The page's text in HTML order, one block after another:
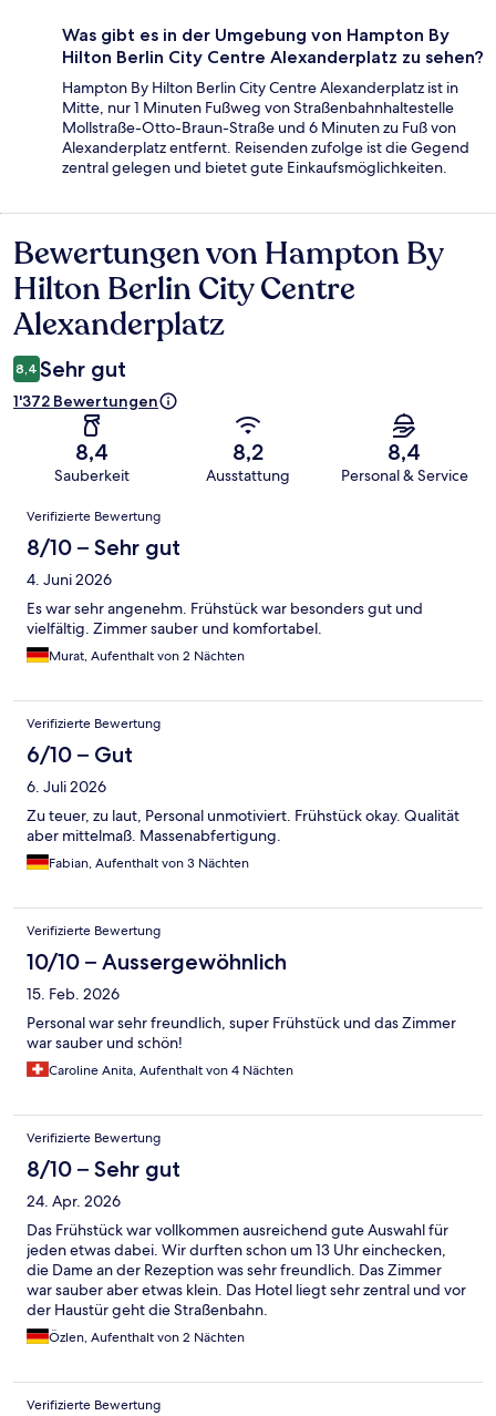
Was gibt es in der Umgebung von Hampton By
Hilton Berlin City Centre Alexanderplatz zu sehen?
Hampton By Hilton Berlin City Centre Alexanderplatz ist in
Mitte, nur 1 Minuten Fußweg von Straßenbahnhaltestelle
Mollstraße-Otto-Braun-Straße und 6 Minuten zu Fuß von
Alexanderplatz entfernt. Reisenden zufolge ist die Gegend
zentral gelegen und bietet gute Einkaufsmöglichkeiten.
Bewertungen
Bewertungen von Hampton By
Hilton Berlin City Centre
Alexanderplatz
8,4 Sehr gut
1'372 Bewertungen
8,4
Sauberkeit
8,2
Ausstattung
8,4
Personal & Service
Bewertungen
Verifizierte Bewertung
8/10 – Sehr gut
4. Juni 2026
Es war sehr angenehm. Frühstück war besonders gut und
vielfältig. Zimmer sauber und komfortabel.
Murat, Aufenthalt von 2 Nächten
Verifizierte Bewertung
6/10 – Gut
6. Juli 2026
Zu teuer, zu laut, Personal unmotiviert. Frühstück okay. Qualität
aber mittelmaß. Massenabfertigung.
Fabian, Aufenthalt von 3 Nächten
Verifizierte Bewertung
10/10 – Aussergewöhnlich
15. Feb. 2026
Personal war sehr freundlich, super Frühstück und das Zimmer
war sauber und schön!
Caroline Anita, Aufenthalt von 4 Nächten
Verifizierte Bewertung
8/10 – Sehr gut
24. Apr. 2026
Das Frühstück war vollkommen ausreichend gute Auswahl für
jeden etwas dabei. Wir durften schon um 13 Uhr einchecken,
die Dame an der Rezeption was sehr freundlich. Das Zimmer
war sauber aber etwas klein. Das Hotel liegt sehr zentral und vor
der Haustür geht die Straßenbahn.
Özlen, Aufenthalt von 2 Nächten
Verifizierte Bewertung